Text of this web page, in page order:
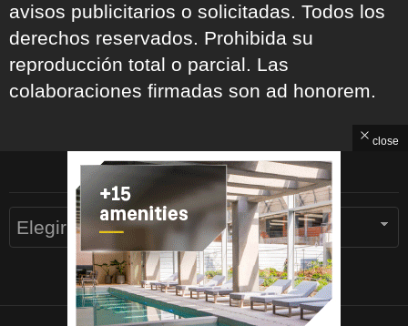
avisos publicitarios o solicitadas. Todos los
derechos reservados. Prohibida su
reproducción total o parcial. Las
colaboraciones firmadas son ad honorem.
ARCHIVOS
close